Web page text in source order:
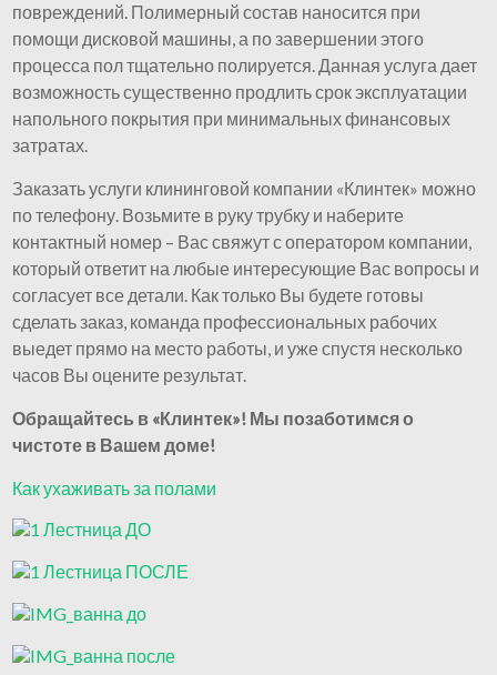
повреждений. Полимерный состав наносится при
помощи дисковой машины, а по завершении этого
процесса пол тщательно полируется. Данная услуга дает
возможность существенно продлить срок эксплуатации
напольного покрытия при минимальных финансовых
затратах.
Заказать услуги клининговой компании «Клинтек» можно
по телефону. Возьмите в руку трубку и наберите
контактный номер – Вас свяжут с оператором компании,
который ответит на любые интересующие Вас вопросы и
согласует все детали. Как только Вы будете готовы
сделать заказ, команда профессиональных рабочих
выедет прямо на место работы, и уже спустя несколько
часов Вы оцените результат.
Обращайтесь в «Клинтек»! Мы позаботимся о
чистоте в Вашем доме!
Как ухаживать за полами